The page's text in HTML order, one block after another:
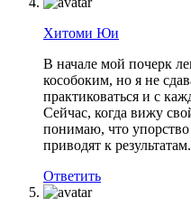
Хитоми Юи
В начале мой почерк
кособоким, но я не
практиковаться и с
Сейчас, когда вижу
понимаю, что упорство
приводят к результатам.
Ответить